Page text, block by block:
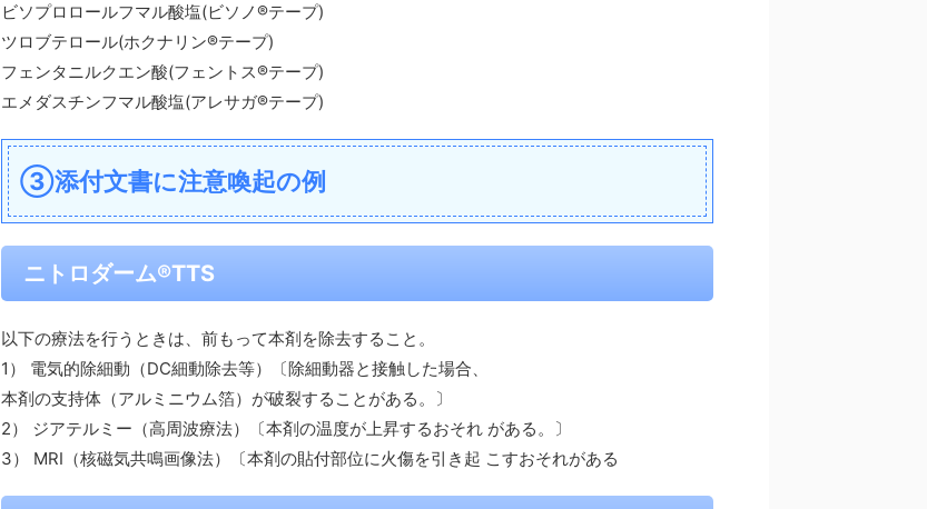
ビソプロロールフマル酸塩(ビソノ®テープ)
ツロブテロール(ホクナリン®テープ)
フェンタニルクエン酸(フェントス®テープ)
エメダスチンフマル酸塩(アレサガ®テープ)
③添付文書に注意喚起の例
ニトロダーム®TTS
以下の療法を行うときは、前もって本剤を除去すること。
1） 電気的除細動（DC細動除去等）〔除細動器と接触した場合、
本剤の支持体（アルミニウム箔）が破裂することがある。〕
2） ジアテルミー（高周波療法）〔本剤の温度が上昇するおそれ がある。〕
3） MRI（核磁気共鳴画像法）〔本剤の貼付部位に火傷を引き起 こすおそれがある